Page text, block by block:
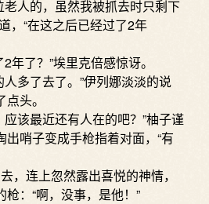
人的，虽然我被抓去时只剩下
，“在这之后已经过了2年
了？”埃里克倍感惊讶。
多了去了。”伊列娜淡淡的说
头。
该最近还有人在的吧？”柚子谨
哨子变成手枪指着对面，“有
连上忽然露出喜悦的神情，
：“啊，没事，是他！”